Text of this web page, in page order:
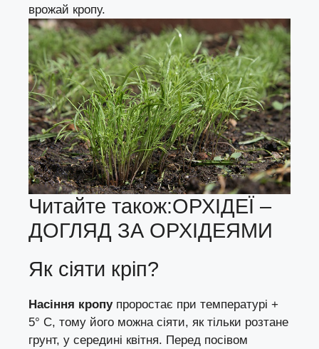
врожай кропу.
Читайте також:ОРХІДЕЇ –
ДОГЛЯД ЗА ОРХІДЕЯМИ
Як сіяти кріп?
Насіння кропу проростає при температурі +
5° С, тому його можна сіяти, як тільки розтане
грунт, у середині квітня. Перед посівом